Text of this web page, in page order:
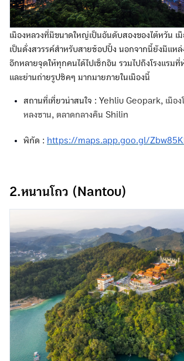
เมืองหลวงที่มีขนาดใหญ่เป็นอันดับสองของไต้หวัน เ
เป็นดั่งสวรรค์สำหรับสายช้อปปิ้ง นอกจากนี้ยังมีแห
อีกหลายจุดให้ทุกคนได้ไปเช็กอิน รวมไปถึงโรงแรม
และย่านถ่ายรูปชิคๆ มากมายภายในเมืองนี้
สถานที่เที่ยวน่าสนใจ : Yehliu Geopark, เมือง
หลงซาน, ตลาดกลางคืน Shilin
พิกัด : https://maps.app.goo.gl/
2.หนานโถว (Nantou)